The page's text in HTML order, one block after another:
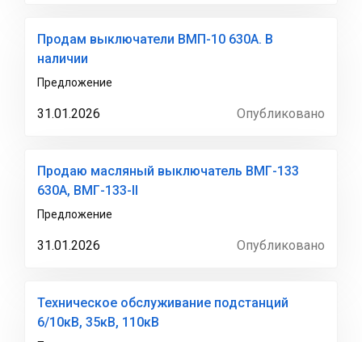
Продам выключатели ВМП-10 630А. В
наличии
Предложение
31.01.2026 Опубликовано
Продаю масляный выключатель ВМГ-133
630А, ВМГ-133-II
Предложение
31.01.2026 Опубликовано
Техническое обслуживание подстанций
6/10кВ, 35кВ, 110кВ